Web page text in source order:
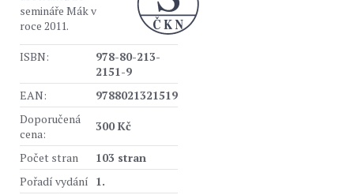
semináře Mák v
roce 2011.
ISBN:
978-80-213-
2151-9
EAN:
9788021321519
Doporučená
cena:
300 Kč
Počet stran
103 stran
Pořadí vydání 1.